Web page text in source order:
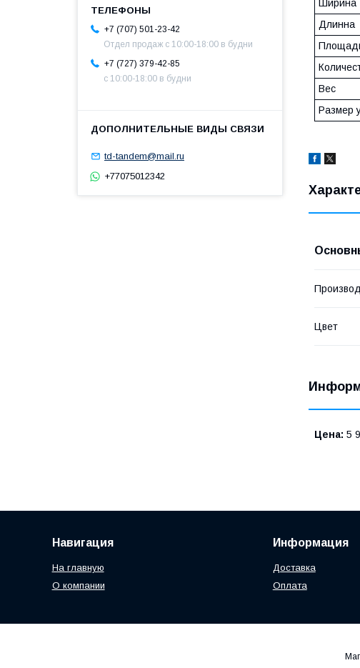
Ширина
Длинна
Вес
Размер
Цвет
Цена: 5
+7 (707) 501-23-42
Отдел продаж c 10:00-18:00 в будни
+7 (727) 379-42-85
с 10:00-18:00 в будни
td-tandem@mail.ru
+77075012342
Навигация
На главную
О компании
Информация
Доставка
Оплата